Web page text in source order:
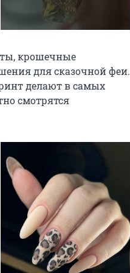
крошечные
для сказочной феи.
делают в самых
смотрятся